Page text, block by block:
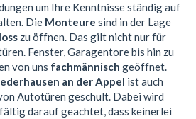
um Ihre Kenntnisse ständig auf
Die Monteure sind in der Lage
zu öffnen. Das gilt nicht nur für
Fenster, Garagentore bis hin zu
von uns fachmännisch geöffnet.
an der Appel ist auch
Autotüren geschult. Dabei wird
darauf geachtet, dass keinerlei